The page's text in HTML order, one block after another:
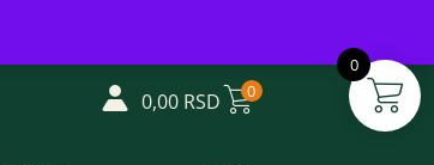
0
- Petak od 08-20h
0,00 RSD 0